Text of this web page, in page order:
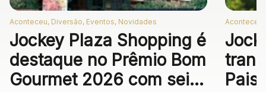
Aconteceu, Diversão, Eventos, Novidades
Jockey Plaza Shopping é
destaque no Prêmio Bom
Gourmet 2026 com seis
Pais